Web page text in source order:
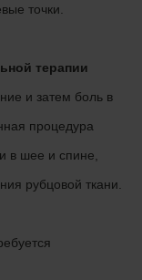
точки.
терапии
и затем боль в
процедура
в шее и спине,
рубцовой ткани.